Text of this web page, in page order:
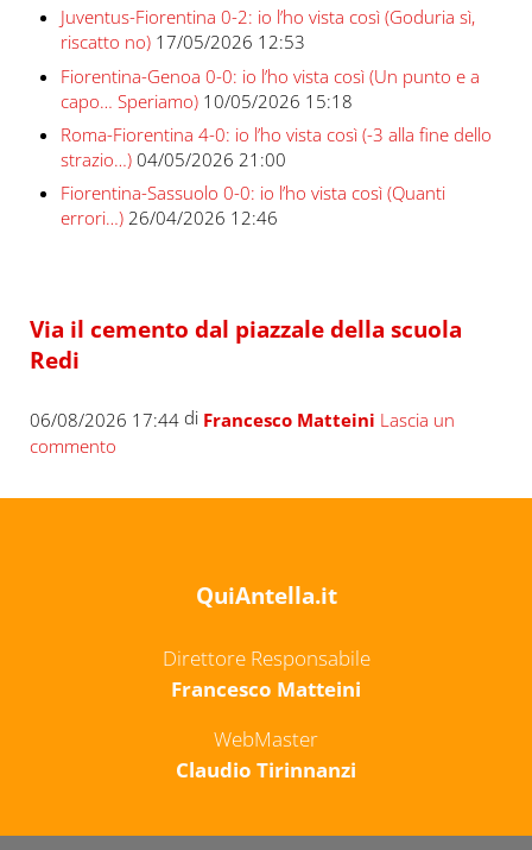
Juventus-Fiorentina 0-2: io l’ho vista così (Goduria sì,
riscatto no) 17/05/2026 12:53
Fiorentina-Genoa 0-0: io l’ho vista così (Un punto e a
capo… Speriamo) 10/05/2026 15:18
Roma-Fiorentina 4-0: io l’ho vista così (-3 alla fine dello
strazio…) 04/05/2026 21:00
Fiorentina-Sassuolo 0-0: io l’ho vista così (Quanti
errori…) 26/04/2026 12:46
Via il cemento dal piazzale della scuola
Redi
06/08/2026 17:44di Francesco Matteini Lascia un
commento
QuiAntella.it
Direttore Responsabile
Francesco Matteini
WebMaster
Claudio Tirinnanzi